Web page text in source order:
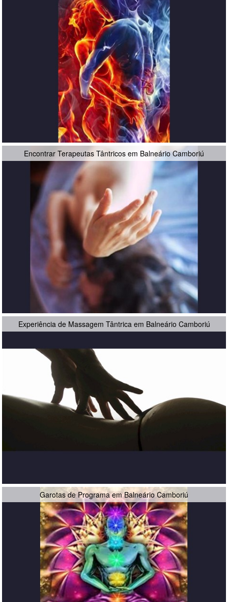
Encontrar Terapeutas Tântricos em Balneário Camboriú
Experiência de Massagem Tântrica em Balneário Camboriú
Garotas de Programa em Balneário Camboriú